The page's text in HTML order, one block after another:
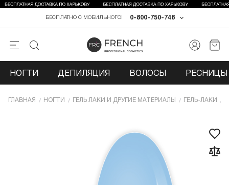
0-800-750-748
БЕСПЛАТНО С МОБИЛЬНОГО!
НОГТИ ДЕПИЛЯЦИЯ ВОЛОСЫ РЕСНИЦЫ
ГЛАВНАЯ НОГТИ ГЕЛЬ ЛАКИ И ДРУГИЕ МАТЕРИАЛЫ ГЕЛЬ-ЛАКИ